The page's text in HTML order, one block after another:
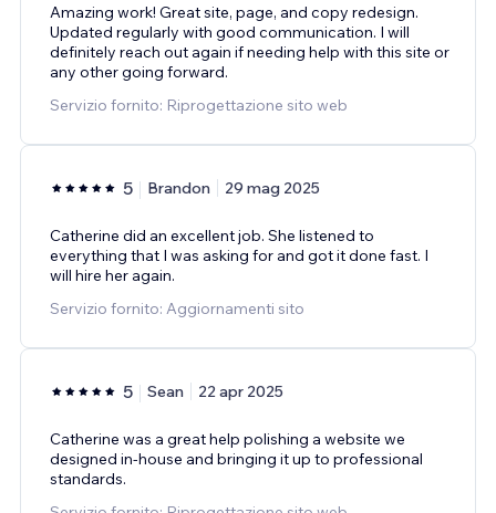
Amazing work! Great site, page, and copy redesign.
Updated regularly with good communication. I will
definitely reach out again if needing help with this site or
any other going forward.
Servizio fornito: Riprogettazione sito web
5 Brandon 29 mag 2025
Catherine did an excellent job. She listened to
everything that I was asking for and got it done fast. I
will hire her again.
Servizio fornito: Aggiornamenti sito
5 Sean 22 apr 2025
Catherine was a great help polishing a website we
designed in-house and bringing it up to professional
standards.